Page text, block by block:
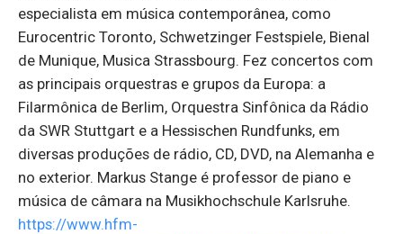
especialista em música contemporânea, como
Eurocentric Toronto, Schwetzinger Festspiele, Bienal
de Munique, Musica Strassbourg. Fez concertos com
as principais orquestras e grupos da Europa: a
Filarmônica de Berlim, Orquestra Sinfônica da Rádio
da SWR Stuttgart e a Hessischen Rundfunks, em
diversas produções de rádio, CD, DVD, na Alemanha e
no exterior. Markus Stange é professor de piano e
música de câmara na Musikhochschule Karlsruhe.
https://www.hfm-